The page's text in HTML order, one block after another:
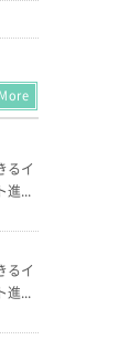
るイ
進...
るイ
進...
More